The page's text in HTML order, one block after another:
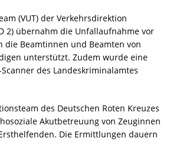
(VUT) der Verkehrsdirektion
2) übernahm die Unfallaufnahme vor
die Beamtinnen und Beamten von
unterstützt. Zudem wurde eine
des Landeskriminalamtes
des Deutschen Roten Kreuzes
Akutbetreuung von Zeuginnen
Die Ermittlungen dauern